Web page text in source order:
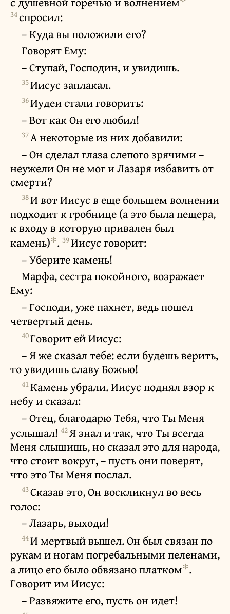
34спросил:
– Куда вы положили его?
Говорят Ему:
– Ступай, Господин, и увидишь.
35Иисус заплакал.
36Иудеи стали говорить:
– Вот как Он его любил!
37А некоторые из них добавили:
– Он сделал глаза слепого зрячими –
неужели Он не мог и Лазаря избавить от
смерти?
38И вот Иисус в еще большем волнении
подходит к гробнице (а это была пещера,
к входу в которую привален был
камень)✻. 39Иисус говорит:
– Уберите камень!
Марфа, сестра покойного, возражает
Ему:
– Господи, уже пахнет, ведь пошел
четвертый день.
40Говорит ей Иисус:
– Я же сказал тебе: если будешь верить,
то увидишь славу Божью!
41Камень убрали. Иисус поднял взор к
небу и сказал:
– Отец, благодарю Тебя, что Ты Меня
услышал! 42Я знал и так, что Ты всегда
Меня слышишь, но сказал это для народа,
что стоит вокруг, – пусть они поверят,
что это Ты Меня послал.
43Сказав это, Он воскликнул во весь
голос:
– Лазарь, выходи!
44И мертвый вышел. Он был связан по
рукам и ногам погребальными пеленами,
а лицо его было обвязано платком✻.
Говорит им Иисус:
– Развяжите его, пусть он идет!